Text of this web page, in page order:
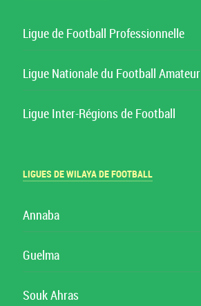
Ligue de Football Professionnelle
Ligue Nationale du Football Amateur
Ligue Inter-Régions de Football
LIGUES DE WILAYA DE FOOTBALL
Annaba
Guelma
Souk Ahras